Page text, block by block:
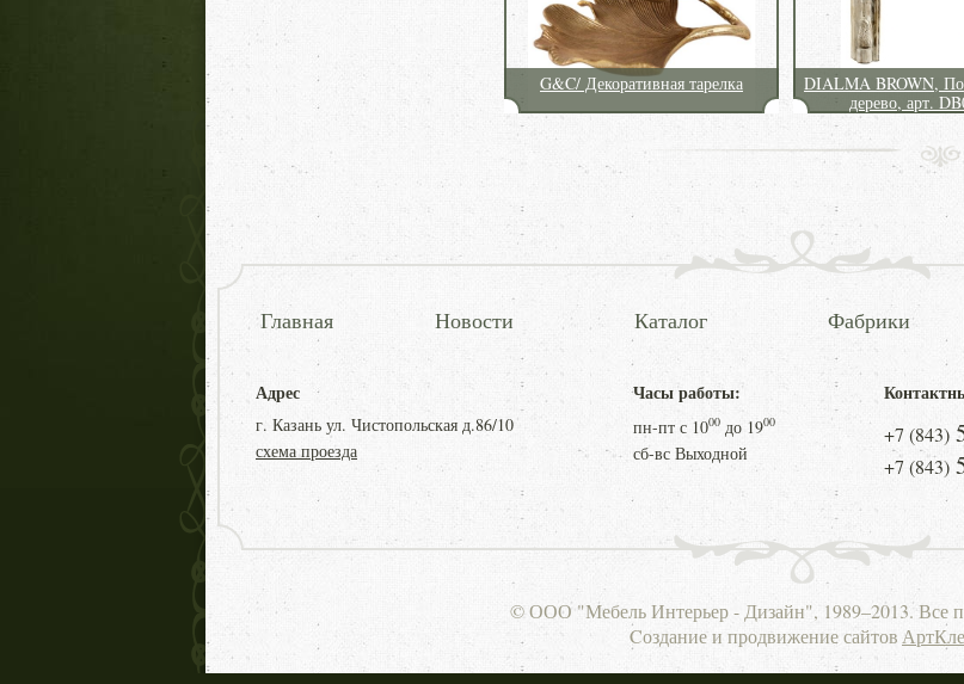
G&C/ Декоративная тарелка
DIALMA BROWN,
дерево, арт.
Главная Новости Каталог Фабрики
Адрес
г. Казань ул. Чистопольская д.86/10
схема проезда
Часы работы:
пн-пт с 1000 до 1900
сб-вс Выходной
+7 (843)
+7 (843)
© ООО "Мебель Интерьер - Дизайн", 1989–2013. Все
Cоздание и продвижение сайтов